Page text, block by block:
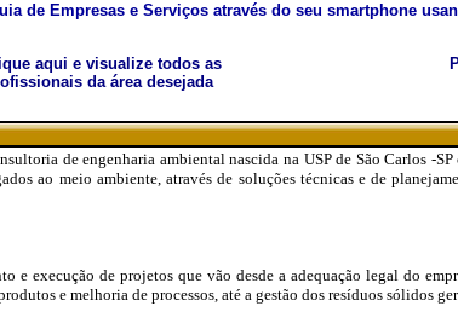
de Empresas e Serviços através do seu smartphone
aqui e visualize todos as
da área desejada
de engenharia ambiental nascida na USP de São Carlos -
ao meio ambiente, através de soluções técnicas e de
e execução de projetos que vão desde a adequação legal do
e melhoria de processos, até a gestão dos resíduos sólidos